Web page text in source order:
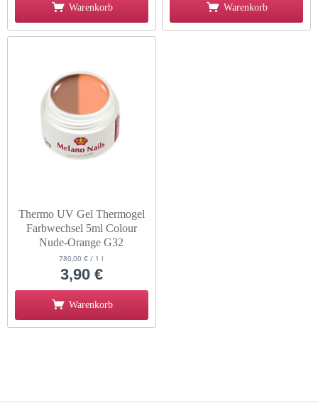
Warenkorb Warenkorb
Thermo UV Gel Thermogel
Farbwechsel 5ml Colour
Nude-Orange G32
780,00 € / 1 l
3,90 €
Warenkorb